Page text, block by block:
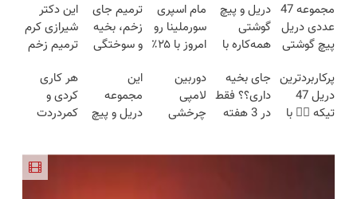
مجموعه 47
عددی دریل
پیچ گوشتی
(تخفیف به
مدت
محدود)
دریل و پیچ
گوشتی
همه‌کاره با
هوشمند ⚙️
(نصف
قیمت بازار
مام اسپری
سورملینا رو
امروز با ۲۵٪
🔥
ترمیم جای
زخم، بخیه
و سوختگی
هفته!!😍
این دکتر
شیرازی کرم
ترمیم زخم
ساخت!!!
پرکاربردترین
دریل 47
تیکه 👈🏻 با
جای بخیه
داری؟؟ فقط
در 3 هفته
دوربین
لامپی
چرخشی
این
مجموعه
دریل و پیچ
هر کاری
کردی و
کمردردت
پرسشنامه و
دریافت راه